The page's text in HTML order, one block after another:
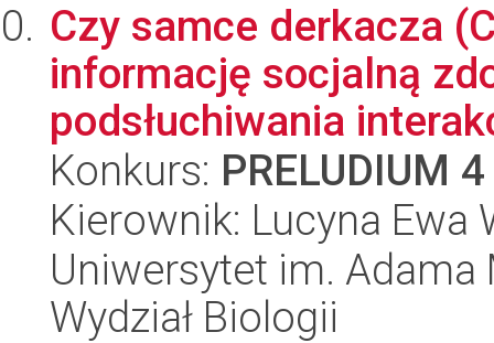
Czy samce derkacza
informację socjalną
podsłuchiwania
Konkurs: PRELUDIUM 4
Kierownik: Lucyna Ewa
Uniwersytet im.
Wydział Biologii